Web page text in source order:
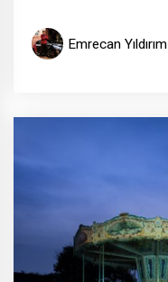
Emrecan Yıldırım